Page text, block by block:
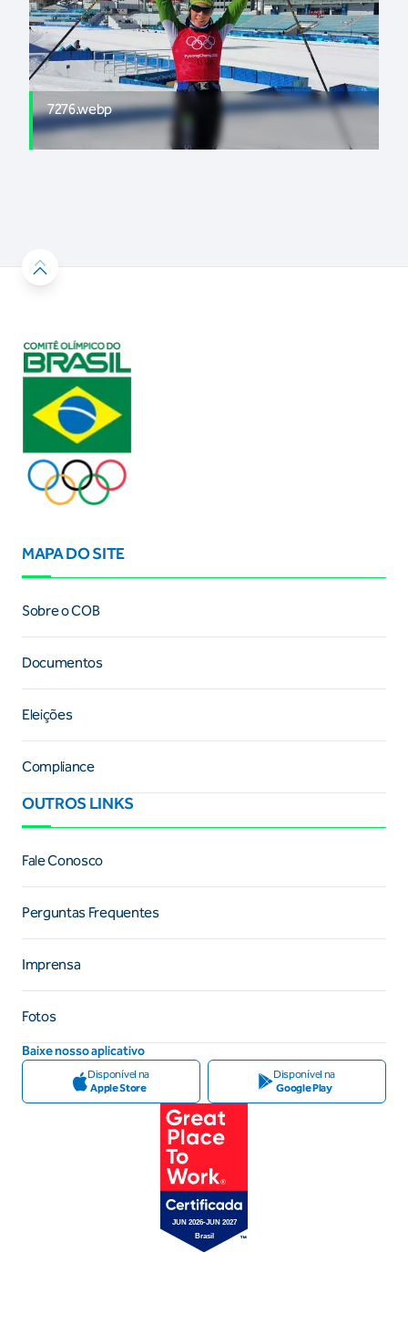
7276.webp
MAPA DO SITE
Sobre o COB
Documentos
Eleições
Compliance
OUTROS LINKS
Fale Conosco
Perguntas Frequentes
Imprensa
Fotos
Baixe nosso aplicativo
Disponível na
Apple Store
Disponível na
Google Play